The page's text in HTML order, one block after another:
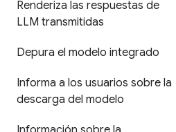
Renderiza las respuestas de
LLM transmitidas
Depura el modelo integrado
Informa a los usuarios sobre la
descarga del modelo